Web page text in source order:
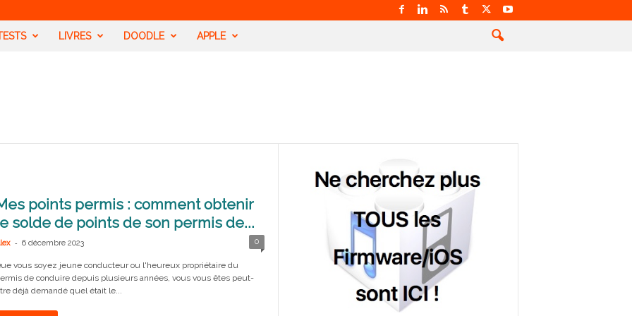
LIVRES DOODLE APPLE
points permis : comment obtenir
solde de points de son permis de...
- 6 décembre 2023 0
vous soyez jeune conducteur ou l'heureux propriétaire du
de conduire depuis plusieurs années, vous vous êtes peut-
déjà demandé quel était le...